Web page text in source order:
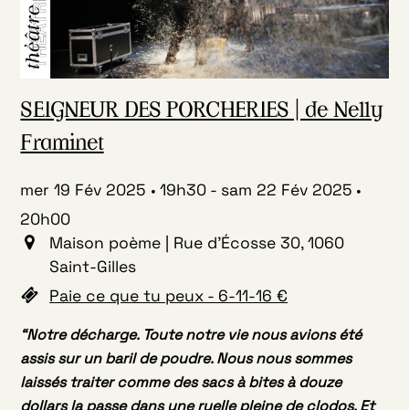
SEIGNEUR DES PORCHERIES | de Nelly
Framinet
mer 19 Fév 2025 19h30 - sam 22 Fév 2025
20h00
Maison poème | Rue d'Écosse 30, 1060
Saint-Gilles
Paie ce que tu peux - 6-11-16 €
“Notre décharge. Toute notre vie nous avions été
assis sur un baril de poudre. Nous nous sommes
laissés traiter comme des sacs à bites à douze
dollars la passe dans une ruelle pleine de clodos. Et